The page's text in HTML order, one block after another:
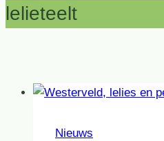
lelieteelt
Nieuws